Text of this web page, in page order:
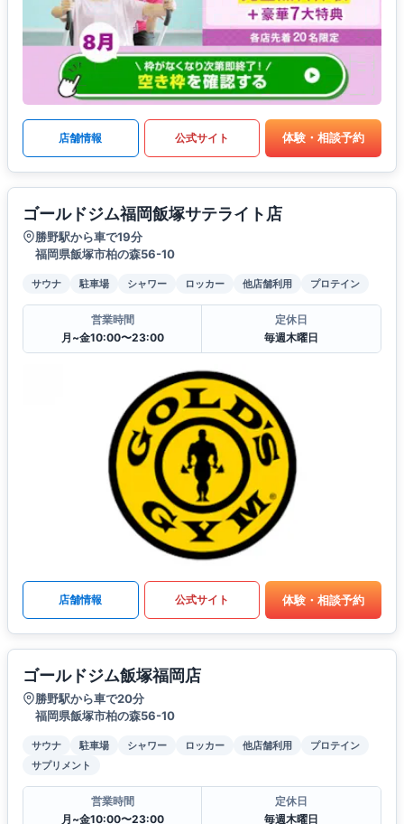
店舗情報 公式サイト 体験・相談予約
ゴールドジム福岡飯塚サテライト店
勝野駅から車で19分
福岡県飯塚市柏の森56-10
サウナ 駐車場 シャワー ロッカー 他店舗利用 プロテイン
営業時間
月~金10:00〜23:00
定休日
毎週木曜日
店舗情報 公式サイト 体験・相談予約
ゴールドジム飯塚福岡店
勝野駅から車で20分
福岡県飯塚市柏の森56-10
サウナ 駐車場 シャワー ロッカー 他店舗利用
プロテイン
サプリメント
営業時間
月~金10:00〜23:00
定休日
毎週木曜日